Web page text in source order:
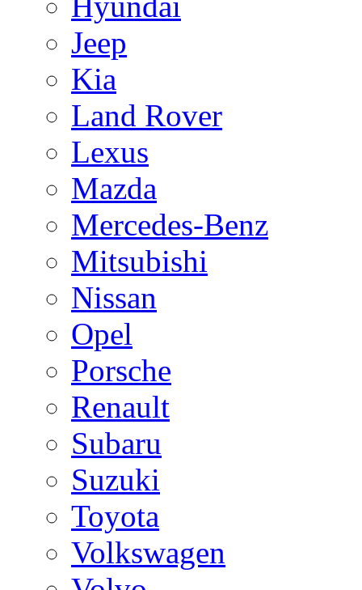
Jeep
Kia
Land Rover
Lexus
Mazda
Mercedes-Benz
Mitsubishi
Nissan
Opel
Porsche
Renault
Subaru
Suzuki
Toyota
Volkswagen